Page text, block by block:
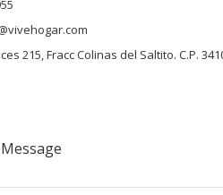
215, Fracc Colinas del Saltito. C.P.